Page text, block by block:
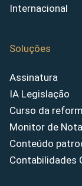
Internacional
Soluções
Assinatura
IA Legislação
Curso da
Monitor de
Conteúdo
Contabilidades